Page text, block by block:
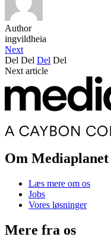
Author
ingvildheia
Next
Del Del Del Del
Next article
Om Mediaplanet
Læs mere om os
Jobs
Vores løsninger
Mere fra os